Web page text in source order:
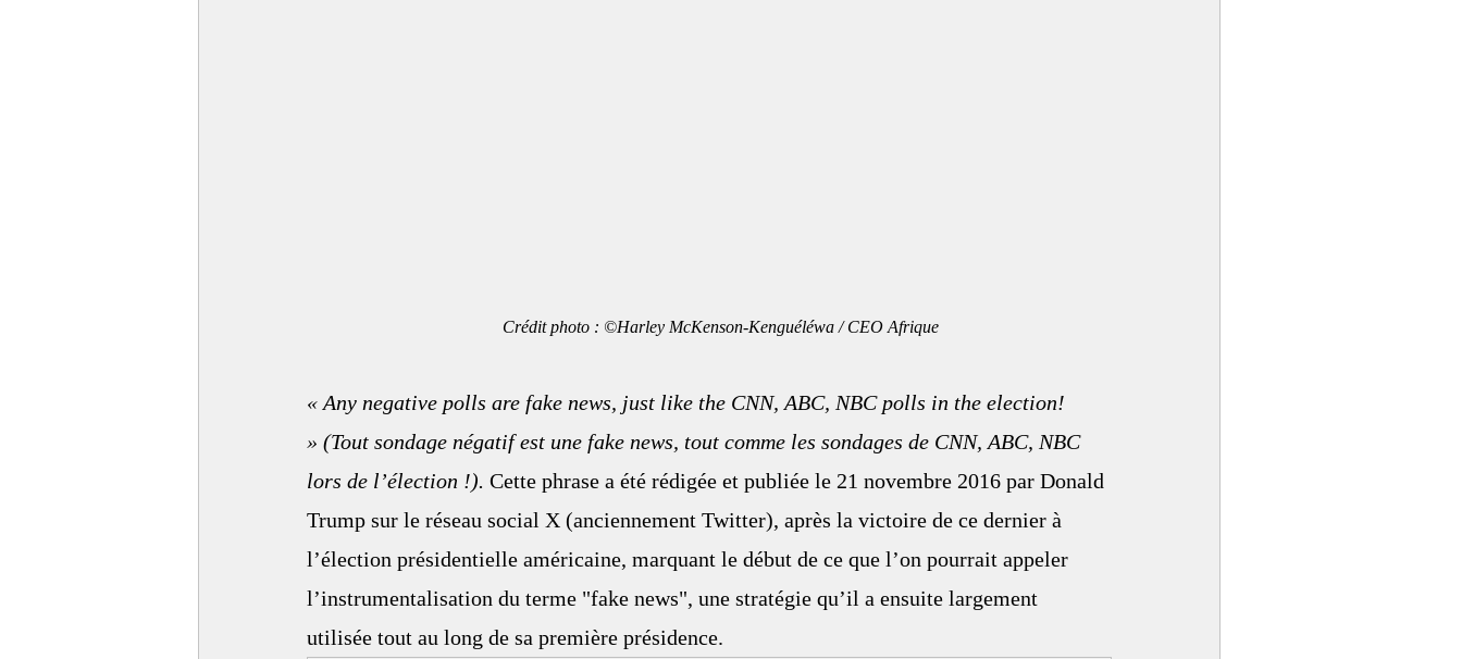
Crédit photo : ©Harley McKenson-Kenguéléwa / CEO Afrique
« Any negative polls are fake news, just like the CNN, ABC, NBC polls in the election!
» (Tout sondage négatif est une fake news, tout comme les sondages de CNN, ABC, NBC
lors de l’élection !). Cette phrase a été rédigée et publiée le 21 novembre 2016 par Donald
Trump sur le réseau social X (anciennement Twitter), après la victoire de ce dernier à
l’élection présidentielle américaine, marquant le début de ce que l’on pourrait appeler
l’instrumentalisation du terme "fake news", une stratégie qu’il a ensuite largement
utilisée tout au long de sa première présidence.